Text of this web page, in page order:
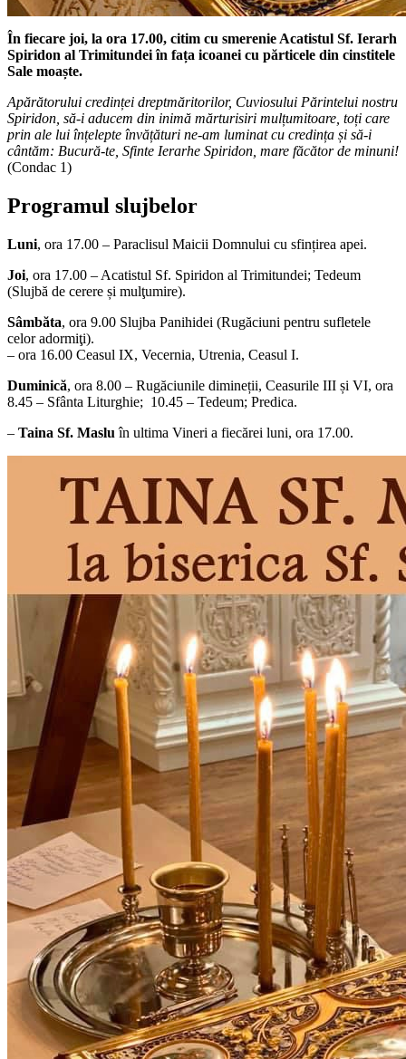
În fiecare joi, la ora 17.00, citim cu smerenie Acatistul Sf. Ierarh
Spiridon al Trimitundei în fața icoanei cu părticele din cinstitele
Sale moaște.
Apărătorului credinței dreptmăritorilor, Cuviosului Părintelui nostru
Spiridon, să-i aducem din inimă mărturisiri mulțumitoare, toți care
prin ale lui înțelepte învățături ne-am luminat cu credința și să-i
cântăm: Bucură-te, Sfinte Ierarhe Spiridon, mare făcător de minuni!
(Condac 1)
Programul slujbelor
Luni, ora 17.00 – Paraclisul Maicii Domnului cu sfințirea apei.
Joi, ora 17.00 – Acatistul Sf. Spiridon al Trimitundei; Tedeum
(Slujbă de cerere și mulţumire).
Sâmbăta, ora 9.00 Slujba Panihidei (Rugăciuni pentru sufletele
celor adormiţi).
– ora 16.00 Ceasul IX, Vecernia, Utrenia, Ceasul I.
Duminică, ora 8.00 – Rugăciunile dimineții, Ceasurile III și VI, ora
8.45 – Sfânta Liturghie; 10.45 – Tedeum; Predica.
– Taina Sf. Maslu în ultima Vineri a fiecărei luni, ora 17.00.